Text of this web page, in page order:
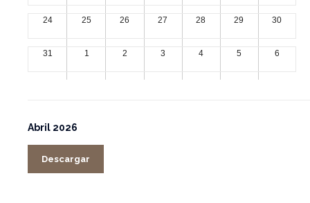
24 25 26 27 28 29 30
31 1 2 3 4 5 6
Abril 2026
Descargar